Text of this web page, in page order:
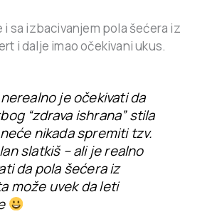
i sa izbacivanjem pola šećera iz
i dalje imao očekivani ukus.
je očekivati da
“zdrava ishrana” stila
nikada spremiti tzv.
slatkiš – ali je realno
da pola šećera iz
može uvek da leti